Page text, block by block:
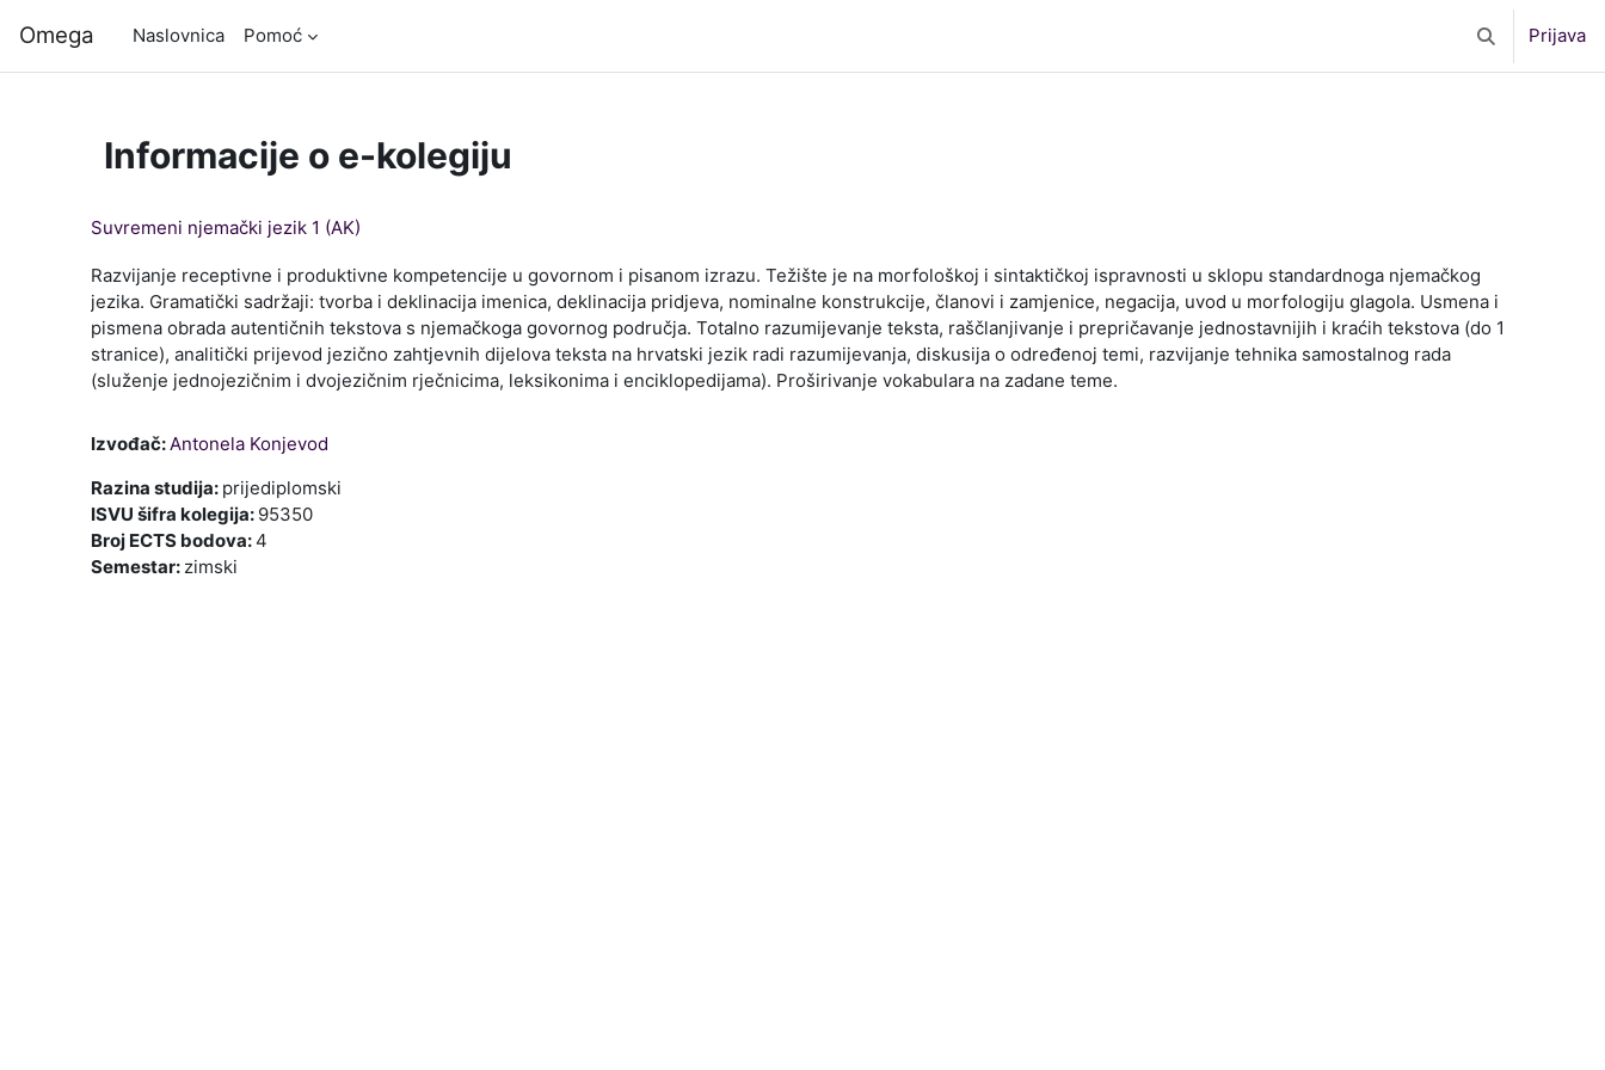
Omega Naslovnica Pomoć Toggle search
Prijava
Informacije o e-kolegiju
Suvremeni njemački jezik 1 (AK)
Razvijanje receptivne i produktivne kompetencije u govornom i pisanom izrazu. Težište je na morfološkoj i sintaktičkoj ispravnosti u sklopu standardnoga njemačkog
jezika. Gramatički sadržaji: tvorba i deklinacija imenica, deklinacija pridjeva, nominalne konstrukcije, članovi i zamjenice, negacija, uvod u morfologiju glagola. Usmena i
pismena obrada autentičnih tekstova s njemačkoga govornog područja. Totalno razumijevanje teksta, raščlanjivanje i prepričavanje jednostavnijih i kraćih tekstova (do 1
stranice), analitički prijevod jezično zahtjevnih dijelova teksta na hrvatski jezik radi razumijevanja, diskusija o određenoj temi, razvijanje tehnika samostalnog rada
(služenje jednojezičnim i dvojezičnim rječnicima, leksikonima i enciklopedijama). Proširivanje vokabulara na zadane teme.
Izvođač:Antonela Konjevod
Razina studija: prijediplomski
ISVU šifra kolegija: 95350
Broj ECTS bodova:4
Semestar: zimski